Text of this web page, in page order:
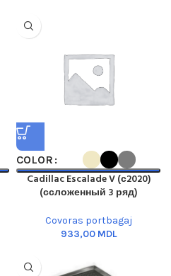
COLOR
Cadillac Escalade V (с2020)
(ссложенный 3 ряд)
Covoras portbagaj
MDL